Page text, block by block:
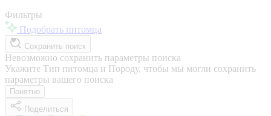
Фильтры
Подобрать питомца
Сохранить поиск
Невозможно сохранить параметры поиска
Укажите Тип питомца и Породу, чтобы мы могли сохранить
параметры вашего поиска
Понятно
Поделиться